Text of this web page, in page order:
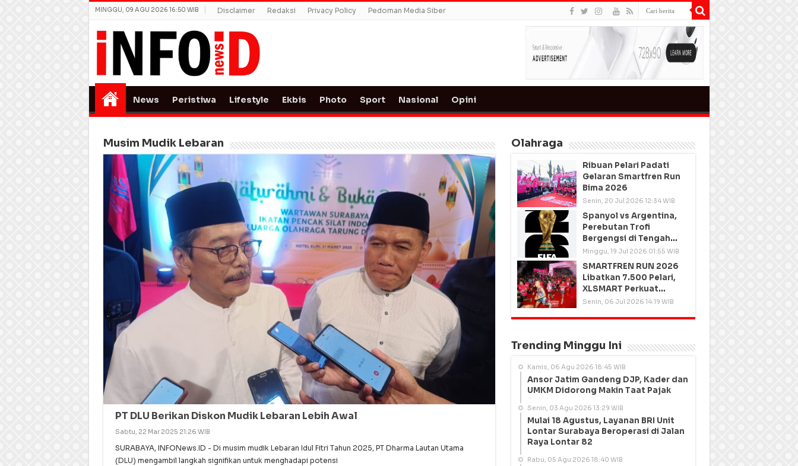
MINGGU, 09 AGU 2026 16:50 WIB Disclaimer Redaksi Privacy Policy Pedoman Media Siber
News Peristiwa Lifestyle Ekbis Photo Sport Nasional Opini
Musim Mudik Lebaran
PT DLU Berikan Diskon Mudik Lebaran Lebih Awal
Sabtu, 22 Mar 2025 21:26 WIB
SURABAYA, INFONews.ID - Di musim mudik Lebaran Idul Fitri Tahun 2025, PT Dharma Lautan Utama
(DLU) mengambil langkah signifikan untuk menghadapi potensi
Olahraga
Ribuan Pelari Padati
Gelaran Smartfren Run
Bima 2026
Senin, 20 Jul 2026 12:34 WIB
Spanyol vs Argentina,
Perebutan Trofi
Bergengsi di Tengah
Semangat Persatuan
Minggu, 19 Jul 2026 01:55 WIB
SMARTFREN RUN 2026
Libatkan 7.500 Pelari,
XLSMART Perkuat
Kedekatan dengan
Senin, 06 Jul 2026 14:19 WIB
Trending Minggu Ini
Kamis, 06 Agu 2026 18:45 WIB
Ansor Jatim Gandeng DJP, Kader dan
UMKM Didorong Makin Taat Pajak
Senin, 03 Agu 2026 13:29 WIB
Mulai 18 Agustus, Layanan BRI Unit
Lontar Surabaya Beroperasi di Jalan
Raya Lontar 82
Rabu, 05 Agu 2026 18:40 WIB